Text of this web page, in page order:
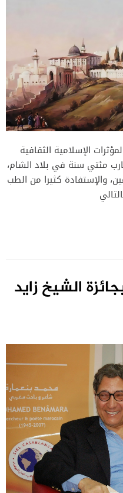
الإسلامية الثقافية
مئتي سنة في بلاد الشام،
والإستفادة كثيرا من الطب
الشيخ زايد